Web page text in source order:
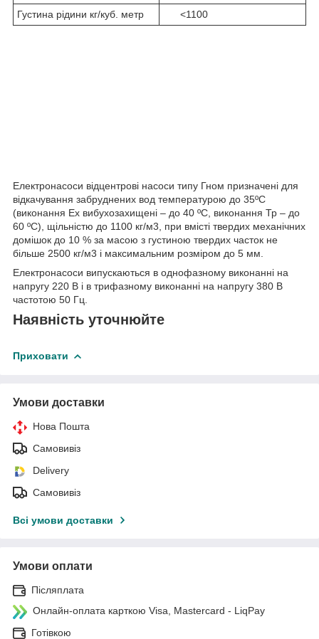
Густина рідини кг/куб. метр <1100
Електронасоси відцентрові насоси типу Гном призначені для
відкачування забруднених вод температурою до 35ºС
(виконання Ex вибухозахищені – до 40 ºС, виконання Тр – до
60 ºС), щільністю до 1100 кг/м3, при вмісті твердих механічних
домішок до 10 % за масою з густиною твердих часток не
більше 2500 кг/м3 і максимальним розміром до 5 мм.
Електронасоси випускаються в однофазному виконанні на
напругу 220 В і в трифазному виконанні на напругу 380 В
частотою 50 Гц.
Наявність уточнюйте
Приховати
Умови доставки
Нова Пошта
Самовивіз
Delivery
Самовивіз
Всі умови доставки
Умови оплати
Післяплата
Онлайн-оплата карткою Visa, Mastercard - LiqPay
Готівкою